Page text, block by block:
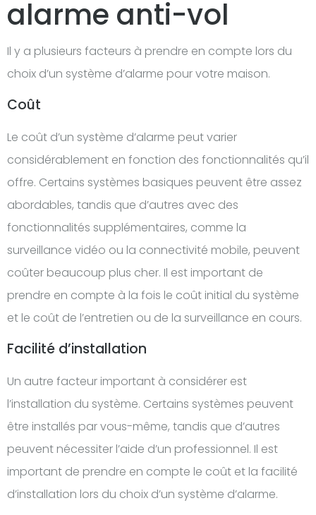
alarme anti-vol
Il y a plusieurs facteurs à prendre en compte lors du
choix d’un système d’alarme pour votre maison.
Coût
Le coût d’un système d’alarme peut varier
considérablement en fonction des fonctionnalités qu’il
offre. Certains systèmes basiques peuvent être assez
abordables, tandis que d’autres avec des
fonctionnalités supplémentaires, comme la
surveillance vidéo ou la connectivité mobile, peuvent
coûter beaucoup plus cher. Il est important de
prendre en compte à la fois le coût initial du système
et le coût de l’entretien ou de la surveillance en cours.
Facilité d’installation
Un autre facteur important à considérer est
l’installation du système. Certains systèmes peuvent
être installés par vous-même, tandis que d’autres
peuvent nécessiter l’aide d’un professionnel. Il est
important de prendre en compte le coût et la facilité
d’installation lors du choix d’un système d’alarme.